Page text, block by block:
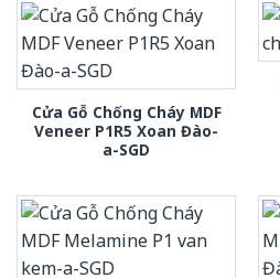
Cửa Gỗ Chống Cháy MDF
Veneer P1R5 Xoan Đào-
a-SGD